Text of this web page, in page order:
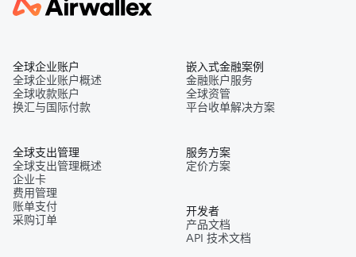
全球企业账户
全球企业账户概述
全球收款账户
换汇与国际付款
全球支出管理
全球支出管理概述
企业卡
费用管理
账单支付
采购订单
嵌入式金融案例
金融账户服务
全球资管
平台收单解决方案
服务方案
定价方案
开发者
产品文档
API 技术文档